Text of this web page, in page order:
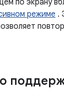
по экрану
режиме .